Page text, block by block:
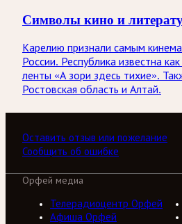
Символы кино и
Карелию признали самым
России. Республика известна
ленты «А зори здесь тихие».
Ростовская область и Алтай.
Оставить отзыв или пожелание
Сообщить об ошибке
Орфей медиа
Телерадиоцентр Орфей
Афиша Орфей